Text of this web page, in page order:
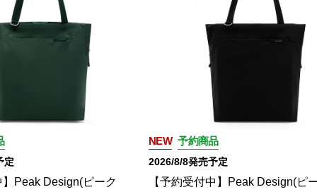
定
Peak Design(ピーク
NEW 予約商品
2026/8/8発売予定
【予約受付中】Peak Design(ピ